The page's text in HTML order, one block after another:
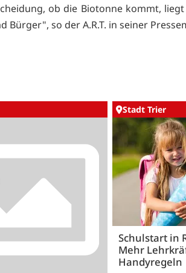
ob die Biotonne kommt,
Bürger", so der A.R.T. in seiner
Stadt Trier
Schulstart in
Mehr
Handyregeln